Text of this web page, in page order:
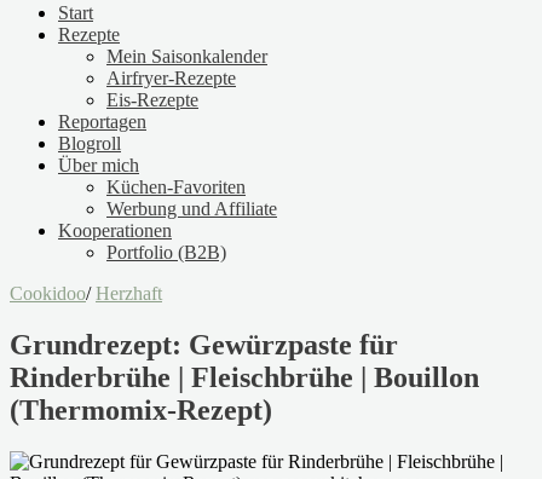
Start
Rezepte
Mein Saisonkalender
Airfryer-Rezepte
Eis-Rezepte
Reportagen
Blogroll
Über mich
Küchen-Favoriten
Werbung und Affiliate
Kooperationen
Portfolio (B2B)
Cookidoo/ Herzhaft
Grundrezept: Gewürzpaste für
Rinderbrühe | Fleischbrühe | Bouillon
(Thermomix-Rezept)